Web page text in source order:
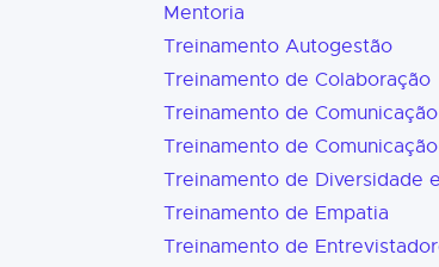
Mentoria
Treinamento Autogestão
Treinamento de Colaboração
Treinamento de Comunicação
Treinamento de
Treinamento de Diversidade
Treinamento de Empatia
Treinamento de